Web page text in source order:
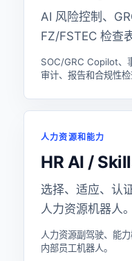
AI 风险控制、
FZ/FSTEC 检查
SOC/GRC Copilot、
审计、报告和合规性检
人力资源和能力
HR AI /
选择、适应、认
人力资源机器人。
人力资源副驾驶、能
内部员工机器人。